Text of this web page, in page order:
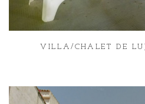
VILLA/CHALET DE